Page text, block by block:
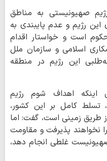
صهیونیستی به مناطق
رژیم و عدم پایبندی به
است و خواستار اقدام
اسلامی و سازمان ملل
این رژیم در منطقه
اینکه اهداف شوم رژیم
تسلط کامل بر این کشور،
طریق زمینی است، گفت: اما
نخواهند پذیرفت و مقاومت
غلطی انجام دهد،